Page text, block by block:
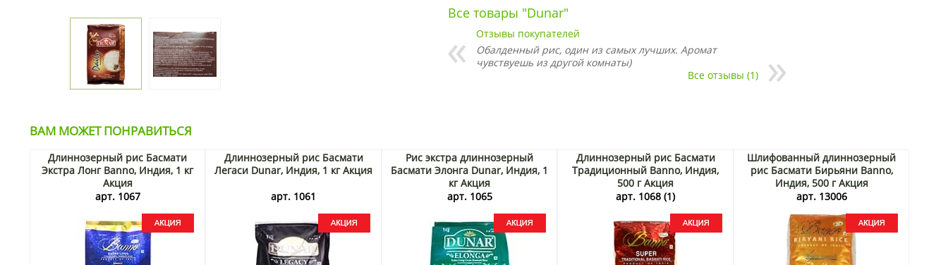
Все товары "Dunar"
Отзывы покупателей
Обалденный рис, один из самых лучших. Аромат
чувствуешь из другой комнаты)
Все отзывы (1)
ВАМ МОЖЕТ ПОНРАВИТЬСЯ
Длиннозерный рис Басмати
Экстра Лонг Banno, Индия, 1 кг
Акция
арт. 1067
Длиннозерный рис Басмати
Легаси Dunar, Индия, 1 кг Акция
арт. 1061
Рис экстра длиннозерный
Басмати Элонга Dunar, Индия, 1
кг Акция
арт. 1065
Длиннозерный рис Басмати
Традиционный Banno, Индия,
500 г Акция
арт. 1068 (1)
Шлифованный длиннозерный
рис Басмати Бирьяни Banno,
Индия, 500 г Акция
арт. 13006